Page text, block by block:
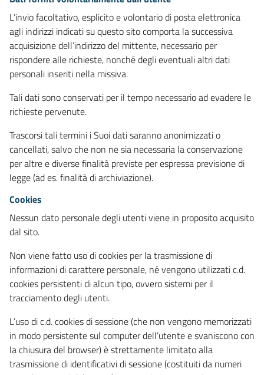
L’invio facoltativo, esplicito e volontario di posta elettronica
agli indirizzi indicati su questo sito comporta la successiva
acquisizione dell’indirizzo del mittente, necessario per
rispondere alle richieste, nonché degli eventuali altri dati
personali inseriti nella missiva.
Tali dati sono conservati per il tempo necessario ad evadere le
richieste pervenute.
Trascorsi tali termini i Suoi dati saranno anonimizzati o
cancellati, salvo che non ne sia necessaria la conservazione
per altre e diverse finalità previste per espressa previsione di
legge (ad es. finalità di archiviazione).
Cookies
Nessun dato personale degli utenti viene in proposito acquisito
dal sito.
Non viene fatto uso di cookies per la trasmissione di
informazioni di carattere personale, né vengono utilizzati c.d.
cookies persistenti di alcun tipo, ovvero sistemi per il
tracciamento degli utenti.
L’uso di c.d. cookies di sessione (che non vengono memorizzati
in modo persistente sul computer dell’utente e svaniscono con
la chiusura del browser) è strettamente limitato alla
trasmissione di identificativi di sessione (costituiti da numeri